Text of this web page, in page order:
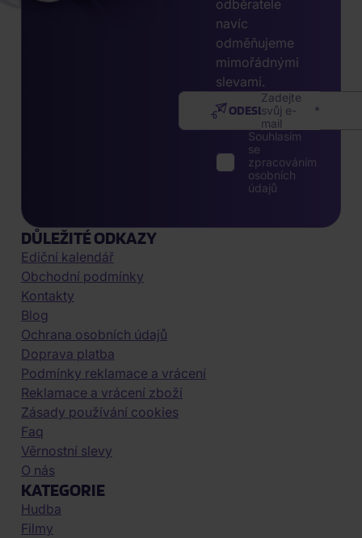
odběratele
navíc
odměňujeme
mimořádnými
slevami.
Zadejte
svůj e-
mail
ODESLAT
Souhlasím
se
zpracováním
osobních
údajů
DŮLEŽITÉ ODKAZY
Ediční kalendář
Obchodní podmínky
Kontakty
Blog
Ochrana osobních údajů
Doprava platba
Podmínky reklamace a vrácení
Reklamace a vrácení zboží
Zásady používání cookies
Faq
Věrnostní slevy
O nás
KATEGORIE
Hudba
Filmy